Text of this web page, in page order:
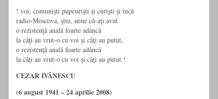
! voi, comunişti pupcurişti şi curişti şi încă
radio-Moscova, ştiu, nene că-aţi avut
o rezistenţă anală foarte adâncă
la câţi au vrut-o cu voi şi câţi au putut,
o rezistenţă anală foarte adâncă
la câţi au vrut-o cu voi şi câţi au putut !
CEZAR IVĂNESCU
(6 august 1941 – 24 aprilie 2008)